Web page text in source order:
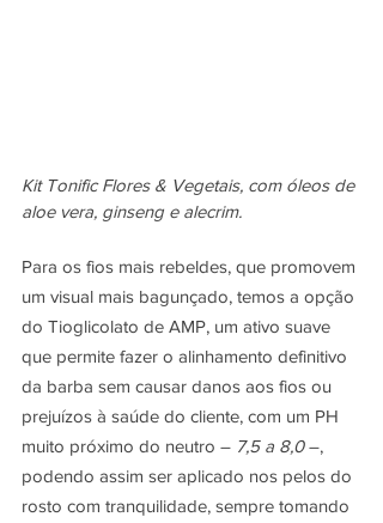
Kit Tonific Flores & Vegetais, com óleos de
aloe vera, ginseng e alecrim.
Para os fios mais rebeldes, que promovem
um visual mais bagunçado, temos a opção
do Tioglicolato de AMP, um ativo suave
que permite fazer o alinhamento definitivo
da barba sem causar danos aos fios ou
prejuízos à saúde do cliente, com um PH
muito próximo do neutro – 7,5 a 8,0 –,
podendo assim ser aplicado nos pelos do
rosto com tranquilidade, sempre tomando